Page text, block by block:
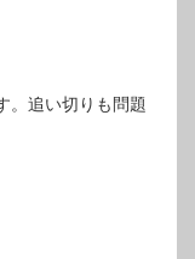
。追い切りも問題